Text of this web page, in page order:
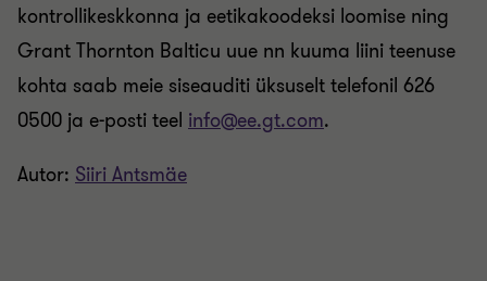
kontrollikeskkonna ja eetikakoodeksi loomise ning
Grant Thornton Balticu uue nn kuuma liini teenuse
kohta saab meie siseauditi üksuselt telefonil 626
0500 ja e-posti teel info@ee.gt.com.
Autor: Siiri Antsmäe